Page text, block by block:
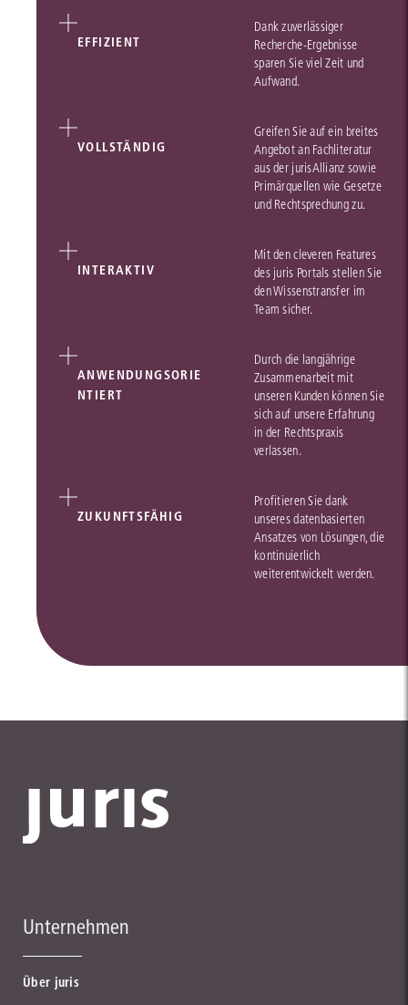
EFFIZIENT
Dank zuverlässiger
Recherche-Ergebnisse
sparen Sie viel Zeit und
Aufwand.
VOLLSTÄNDIG
Greifen Sie auf ein breites
Angebot an Fachliteratur
aus der jurisAllianz sowie
Primärquellen wie Gesetze
und Rechtsprechung zu.
INTERAKTIV
Mit den cleveren Features
des juris Portals stellen Sie
den Wissenstransfer im
Team sicher.
ANWENDUNGSORIE
NTIERT
Durch die langjährige
Zusammenarbeit mit
unseren Kunden können Sie
sich auf unsere Erfahrung
in der Rechtspraxis
verlassen.
ZUKUNFTSFÄHIG
Profitieren Sie dank
unseres datenbasierten
Ansatzes von Lösungen, die
kontinuierlich
weiterentwickelt werden.
Unternehmen
Über juris